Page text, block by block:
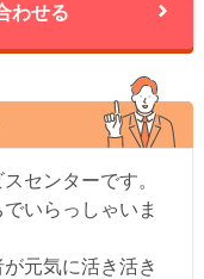
わせる
センターです。
いらっしゃいま
元気に活き活き